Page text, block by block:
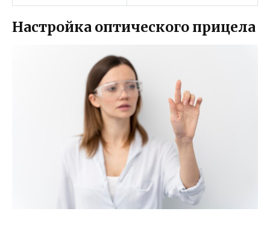
Настройка оптического прицела